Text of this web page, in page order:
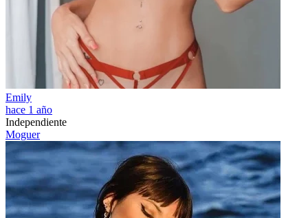
Emily
hace 1 año
Independiente
Moguer